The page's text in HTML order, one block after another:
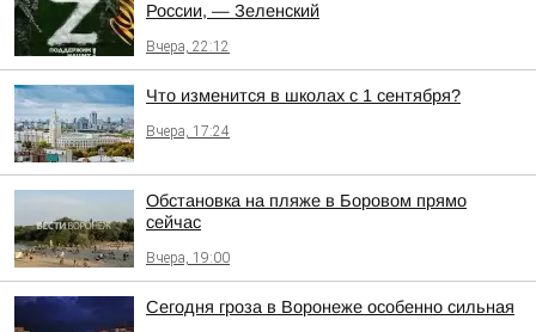
России, — Зеленский
Вчера, 22:12
Что изменится в школах с 1 сентября?
Вчера, 17:24
Обстановка на пляже в Боровом прямо
сейчас
Вчера, 19:00
Сегодня гроза в Воронеже особенно сильная